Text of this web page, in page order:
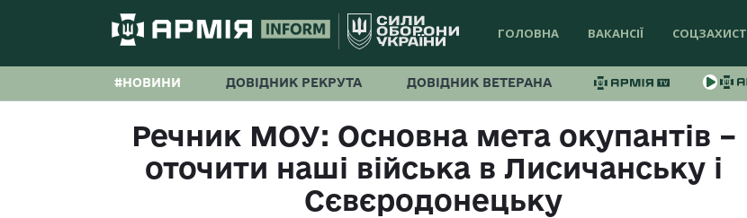
ГОЛОВНА ВАКАНСІЇ СОЦЗАХИСТ
#НОВИНИ ДОВІДНИК РЕКРУТА ДОВІДНИК ВЕТЕРАНА
Речник МОУ: Основна мета окупантів –
оточити наші війська в Лисичанську і
Сєвєродонецьку